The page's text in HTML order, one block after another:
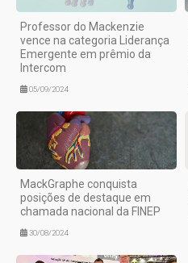
Professor do Mackenzie
vence na categoria Liderança
Emergente em prêmio da
Intercom
05/09/2024
MackGraphe conquista
posições de destaque em
chamada nacional da FINEP
30/08/2024